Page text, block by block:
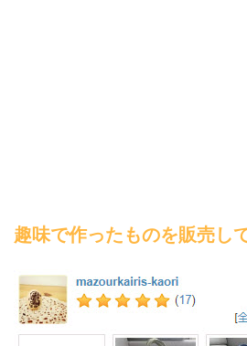
趣味で作ったものを販売し